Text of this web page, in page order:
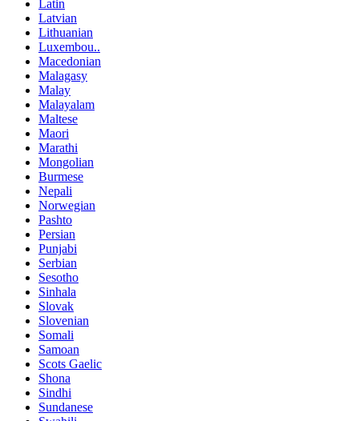
Latin
Latvian
Lithuanian
Luxembou..
Macedonian
Malagasy
Malay
Malayalam
Maltese
Maori
Marathi
Mongolian
Burmese
Nepali
Norwegian
Pashto
Persian
Punjabi
Serbian
Sesotho
Sinhala
Slovak
Slovenian
Somali
Samoan
Scots Gaelic
Shona
Sindhi
Sundanese